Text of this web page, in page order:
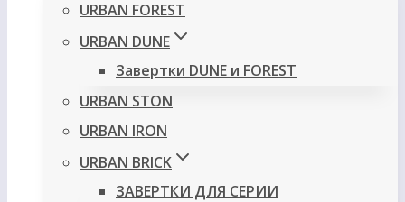
URBAN FOREST
URBAN DUNE
Завертки DUNE и FOREST
URBAN STON
URBAN IRON
URBAN BRICK
ЗАВЕРТКИ ДЛЯ СЕРИИ